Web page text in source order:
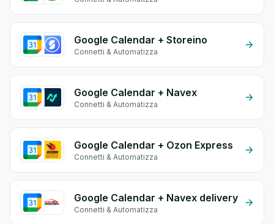
Google Calendar + Storeino
Connetti & Automatizza
Google Calendar + Navex
Connetti & Automatizza
Google Calendar + Ozon Express
Connetti & Automatizza
Google Calendar + Navex delivery
Connetti & Automatizza